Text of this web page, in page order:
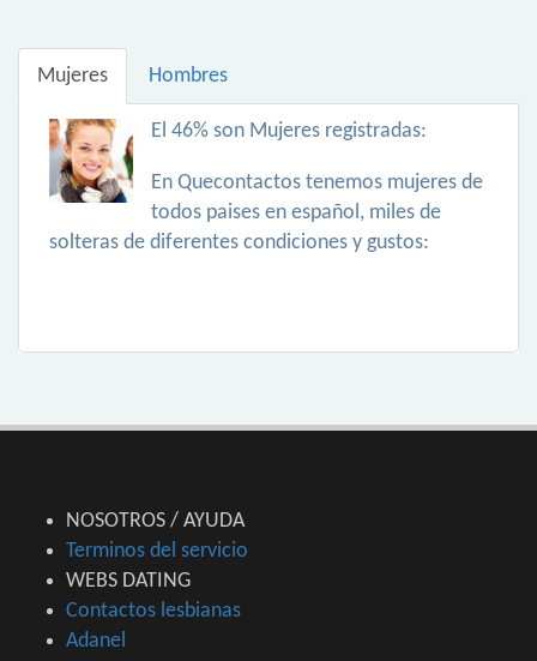
Mujeres Hombres
El 46% son Mujeres registradas:
En Quecontactos tenemos mujeres de
todos paises en español, miles de
solteras de diferentes condiciones y gustos:
NOSOTROS / AYUDA
Terminos del servicio
WEBS DATING
Contactos lesbianas
Adanel